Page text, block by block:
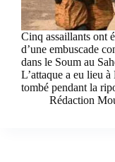
Cinq assaillants ont
d’une embuscade
dans le Soum au
L’attaque a eu lieu
tombé pendant la
Rédaction